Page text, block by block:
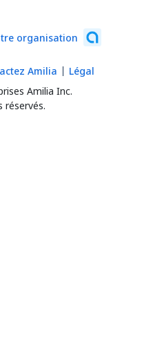
organisation
Amilia Inc.
réservés.
Amilia Légal